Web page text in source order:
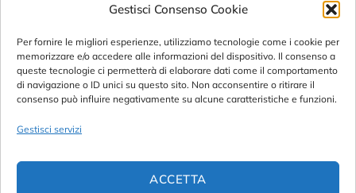
Gestisci Consenso Cookie
Per fornire le migliori esperienze, utilizziamo tecnologie come i cookie per
memorizzare e/o accedere alle informazioni del dispositivo. Il consenso a
queste tecnologie ci permetterà di elaborare dati come il comportamento
di navigazione o ID unici su questo sito. Non acconsentire o ritirare il
consenso può influire negativamente su alcune caratteristiche e funzioni.
Gestisci servizi
ACCETTA
Padova
Via Svizzera, 16 - 35127 Padova (Italy)
Tel:
+39 049 76 16 98
Telefax: +39 049 870 95 10
Email: customersupport@abanalitica.it